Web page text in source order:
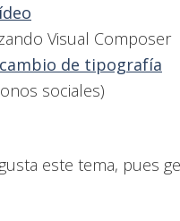
Visual Composer
de tipografía
sociales)
este tema, pues